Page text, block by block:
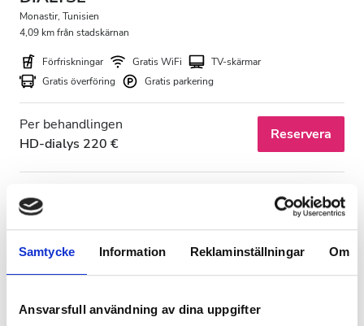
Samtycke Information Reklaminställningar Om
Ansvarsfull användning av dina uppgifter
Monastir, Tunisien
4,09 km från stadskärnan
Förfriskningar Gratis WiFi
TV-skärmar
Gratis överföring
Gratis parkering
Per behandlingen
HD-dialys 220 €
Reservera